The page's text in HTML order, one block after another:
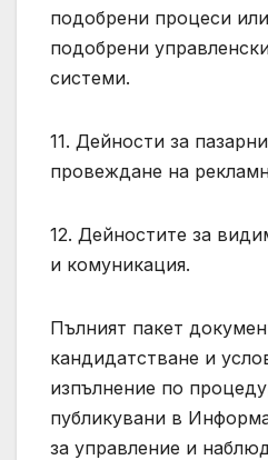
подобрени процеси
подобрени
системи.
11. Дейности за
провеждане на
12. Дейностите за
и комуникация.
Пълният пакет
кандидатстване и
изпълнение по
публикувани в
за управление и